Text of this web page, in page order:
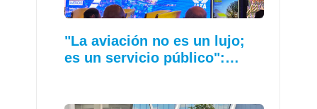
"La aviación no es un lujo;
es un servicio público":…